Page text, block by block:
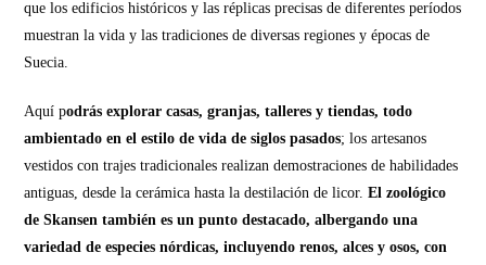
que los edificios históricos y las réplicas precisas de diferentes períodos
muestran la vida y las tradiciones de diversas regiones y épocas de
Suecia.
Aquí podrás explorar casas, granjas, talleres y tiendas, todo
ambientado en el estilo de vida de siglos pasados; los artesanos
vestidos con trajes tradicionales realizan demostraciones de habilidades
antiguas, desde la cerámica hasta la destilación de licor.El zoológico
de Skansen también es un punto destacado, albergando una
variedad de especies nórdicas, incluyendo renos, alces y osos, con